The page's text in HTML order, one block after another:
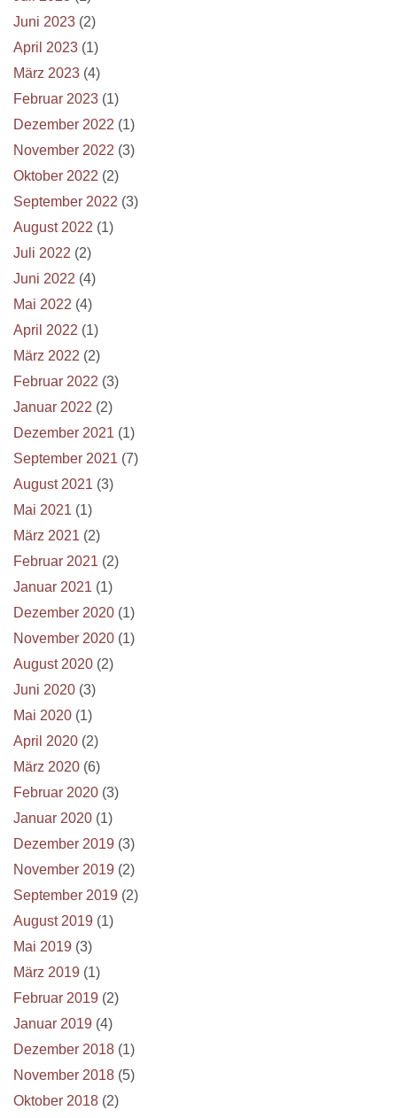
Juni 2023 (2)
April 2023 (1)
März 2023 (4)
Februar 2023 (1)
Dezember 2022 (1)
November 2022 (3)
Oktober 2022 (2)
September 2022 (3)
August 2022 (1)
Juli 2022 (2)
Juni 2022 (4)
Mai 2022 (4)
April 2022 (1)
März 2022 (2)
Februar 2022 (3)
Januar 2022 (2)
Dezember 2021 (1)
September 2021 (7)
August 2021 (3)
Mai 2021 (1)
März 2021 (2)
Februar 2021 (2)
Januar 2021 (1)
Dezember 2020 (1)
November 2020 (1)
August 2020 (2)
Juni 2020 (3)
Mai 2020 (1)
April 2020 (2)
März 2020 (6)
Februar 2020 (3)
Januar 2020 (1)
Dezember 2019 (3)
November 2019 (2)
September 2019 (2)
August 2019 (1)
Mai 2019 (3)
März 2019 (1)
Februar 2019 (2)
Januar 2019 (4)
Dezember 2018 (1)
November 2018 (5)
Oktober 2018 (2)